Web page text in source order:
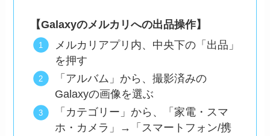
【Galaxyのメルカリへの出品操作】
メルカリアプリ内、中央下の「出品」
を押す
「アルバム」から、撮影済みの
Galaxyの画像を選ぶ
「カテゴリー」から、「家電・スマ
ホ・カメラ」→「スマートフォン/携